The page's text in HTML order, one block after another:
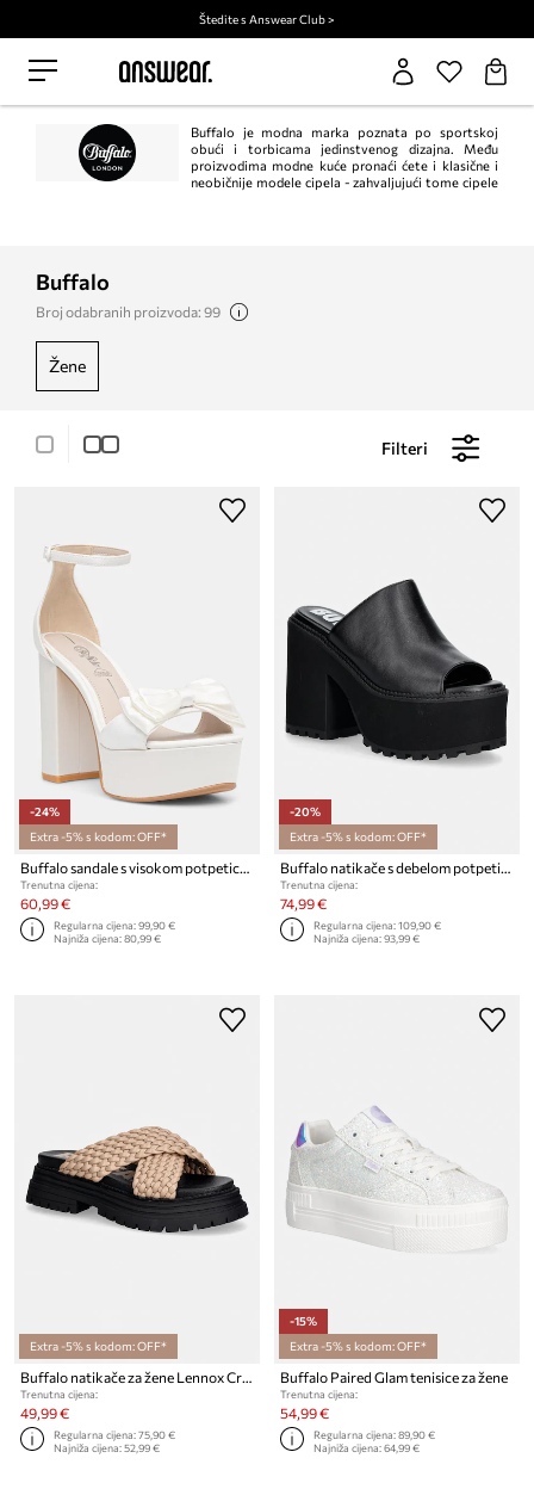
Štedite s Answear Club >
Buffalo je modna marka poznata po sportskoj
obući i torbicama jedinstvenog dizajna. Među
proizvodima modne kuće pronaći ćete i klasične i
neobičnije modele cipela - zahvaljujući tome cipele
Buffalo
Broj odabranih proizvoda: 99
žene
Filteri
-24%
Extra -5% s kodom: OFF*
Buffalo sandale s visokom potpeticom Kya Bow Tb
Trenutna cijena:
60,99 €
Regularna cijena:99,90 €
Najniža cijena:80,99 €
-20%
Extra -5% s kodom: OFF*
Buffalo natikače s debelom potpeticom za žene Killah Mule
Trenutna cijena:
74,99 €
Regularna cijena:109,90 €
Najniža cijena:93,99 €
Extra -5% s kodom: OFF*
Buffalo natikače za žene Lennox Cross
Trenutna cijena:
49,99 €
Regularna cijena:75,90 €
Najniža cijena:52,99 €
-15%
Extra -5% s kodom: OFF*
Buffalo Paired Glam tenisice za žene
Trenutna cijena:
54,99 €
Regularna cijena:89,90 €
Najniža cijena:64,99 €